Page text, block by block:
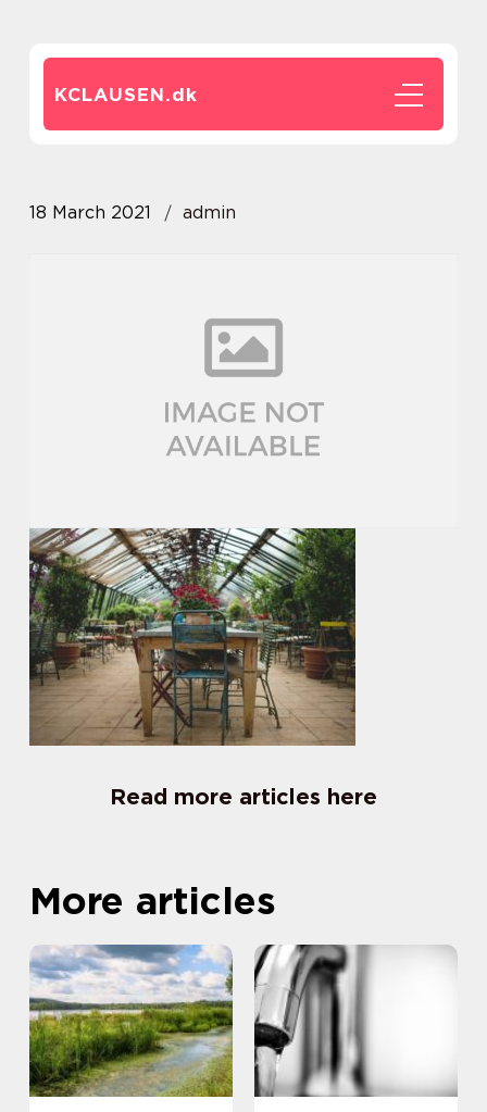
KCLAUSEN.dk
18 March 2021 admin
Read more articles here
More articles